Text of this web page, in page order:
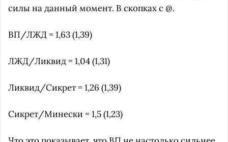
силы на данный момент. В скопках с @.
ВП/ЛЖД = 1,63 (1,39)
ЛЖД/Ликвид = 1,04 (1,31)
Ликвид/Сикрет = 1,26 (1,39)
Сикрет/Минески = 1,5 (1,23)